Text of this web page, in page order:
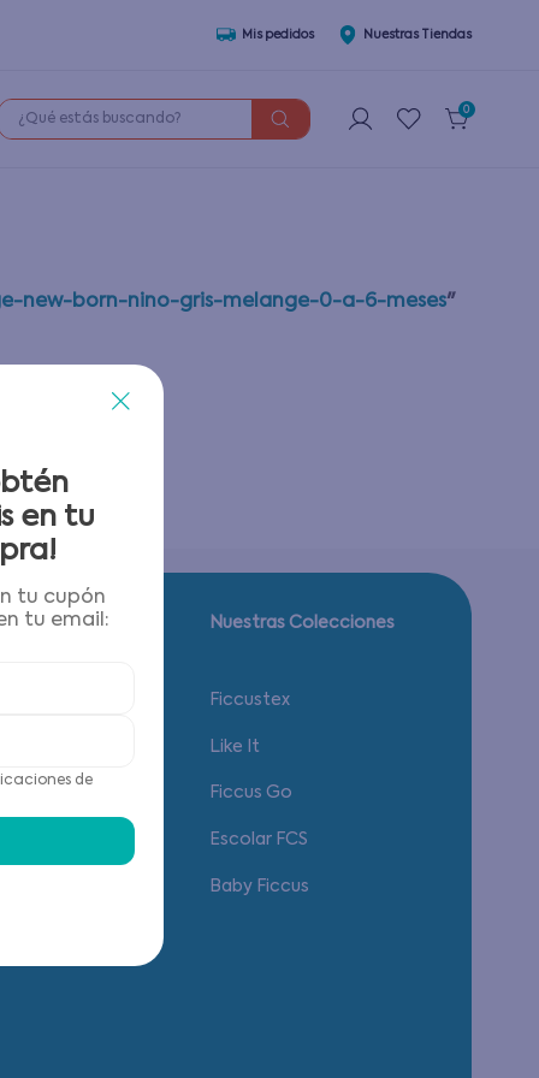
Mis pedidos Nuestras Tiendas
estás buscando? 0
new-born-nino-gris-melange-0-a-6-meses"
Guía de tallas. Nuestras Colecciones
Ficcustex
Like It
Ficcus Go
Escolar FCS
Baby Ficcus
en tu
tu cupón
tu email:
de